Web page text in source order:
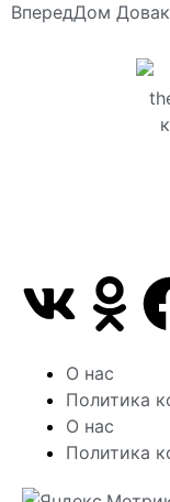
ВпередДом
О нас
Политика
О нас
Политика